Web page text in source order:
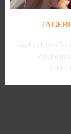
tagebook von
Woche